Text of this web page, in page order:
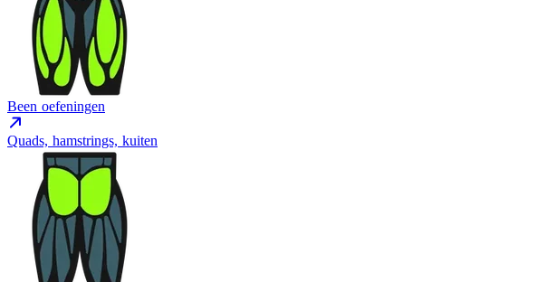
Been oefeningen
Quads, hamstrings, kuiten